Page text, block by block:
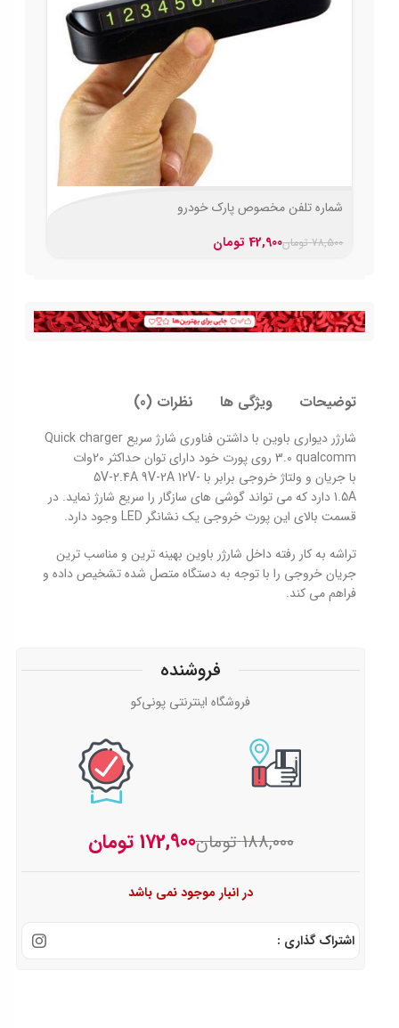
شماره تلفن مخصوص پارک خودرو
78,500 تومان42,900 تومان
توضیحات ویژگی ها نظرات (0)
شارژر دیواری باوین با داشتن فناوری شارژ سریع Quick charger
3.0 qualcomm روی پورت خود دارای توان حداکثر 20وات
با جریان و ولتاژ خروجی برابر با 5V-2.4A 9V-2A 12V-
1.5A دارد که می تواند گوشی های سازگار را سریع شارژ نماید. در
قسمت بالای این پورت خروجی یک نشانگر LED وجود دارد.
تراشه به کار رفته داخل شارژر باوین بهینه ترین و مناسب ترین
جریان خروجی را با توجه به دستگاه متصل شده تشخیص داده و
فراهم می کند.
فروشنده
فروشگاه اینترنتی پونی‌کو
188,000 تومان172,900 تومان
در انبار موجود نمی باشد
اشتراک گذاری :